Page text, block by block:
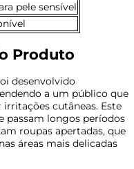
pele sensível
Produto
desenvolvido
a um público que
cutâneas. Este
passam longos períodos
roupas apertadas, que
áreas mais delicadas